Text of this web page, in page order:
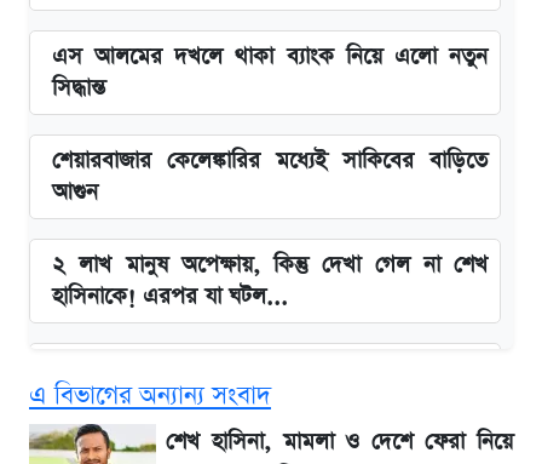
এস আলমের দখলে থাকা ব্যাংক নিয়ে এলো নতুন
সিদ্ধান্ত
শেয়ারবাজার কেলেঙ্কারির মধ্যেই সাকিবের বাড়িতে
আগুন
২ লাখ মানুষ অপেক্ষায়, কিন্তু দেখা গেল না শেখ
হাসিনাকে! এরপর যা ঘটল...
Redmi K80 নিয়ে আপডেট
এ বিভাগের অন্যান্য সংবাদ
শেখ হাসিনা, মামলা ও দেশে ফেরা নিয়ে